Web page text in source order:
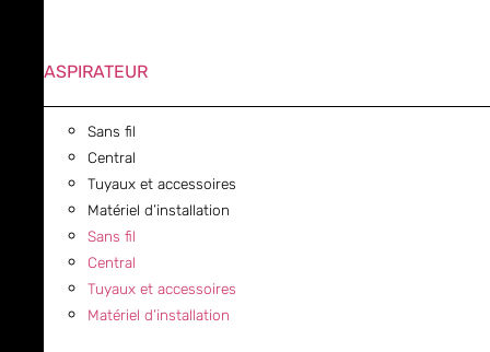
ASPIRATEUR
Sans fil
Central
Tuyaux et accessoires
Matériel d’installation
Sans fil
Central
Tuyaux et accessoires
Matériel d’installation